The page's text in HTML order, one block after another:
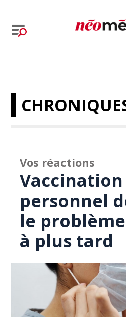
Vos réactions
personnel
le
à plus tard